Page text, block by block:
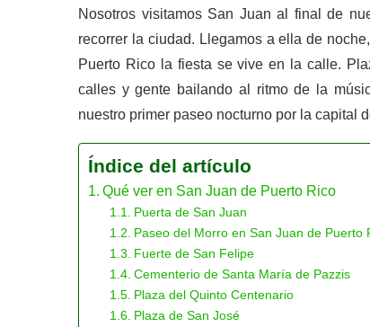
Nosotros visitamos San Juan al final de
recorrer la ciudad. Llegamos a ella de
Puerto Rico la fiesta se vive en la calle.
calles y gente bailando al ritmo de la
nuestro primer paseo nocturno por la capital
Índice del artículo
Qué ver en San Juan de Puerto Rico
Puerta de San Juan
Paseo del Morro en San Juan de Puerto
Fuerte de San Felipe
Cementerio de Santa María de Pazzis
Plaza del Quinto Centenario
Plaza de San José